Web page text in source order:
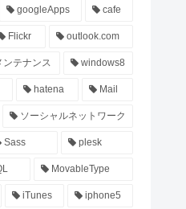
googleApps cafe
Flickr outlook.com
ンテナンス windows8
hatena Mail
ソーシャルネットワーク
Sass plesk
MovableType
iTunes iphone5